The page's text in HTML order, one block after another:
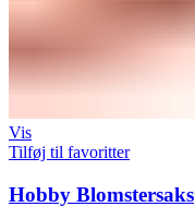
Vis
Tilføj til favoritter
Hobby Blomstersaks